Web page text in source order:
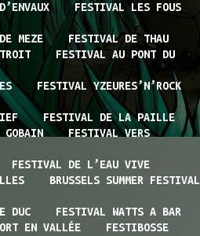
FESTIVAL LES FOUS
FESTIVAL DE THAU
FESTIVAL AU PONT DU
YZEURES’N’ROCK
FESTIVAL DE LA PAILLE
FESTIVAL VERS
DE L’EAU VIVE
SUMMER FESTIVAL
FESTIVAL WATTS A BAR
VALLÉE FESTIBOSSE